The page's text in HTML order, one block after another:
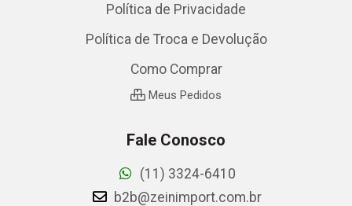
Política de Privacidade
Política de Troca e Devolução
Como Comprar
Meus Pedidos
Fale Conosco
(11) 3324-6410
b2b@zeinimport.com.br